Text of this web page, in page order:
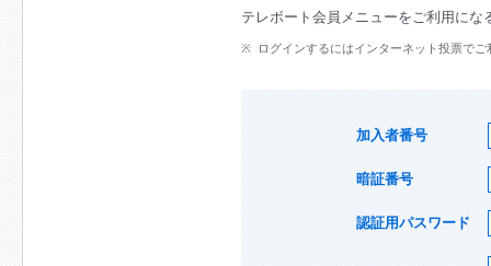
テレボート会員メニューをご利用にな
ログインするにはインターネット投票で
加入者番号
暗証番号
認証用パスワード